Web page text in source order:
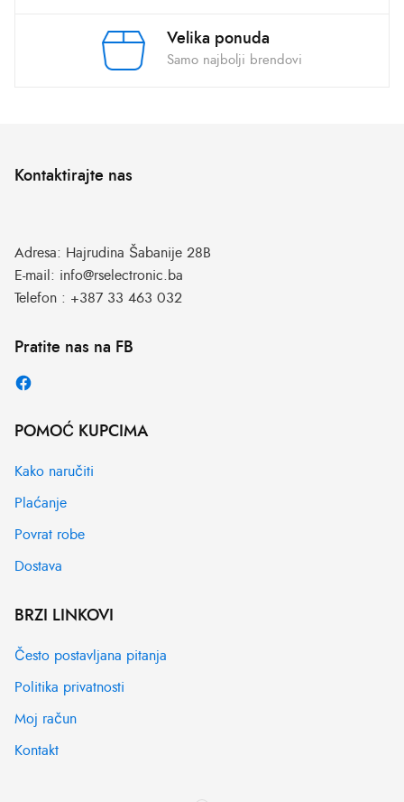
Velika ponuda
Samo najbolji brendovi
Kontaktirajte nas
Adresa: Hajrudina Šabanije 28B
E-mail: info@rselectronic.ba
Telefon : +387 33 463 032
Pratite nas na FB
POMOĆ KUPCIMA
Kako naručiti
Plaćanje
Povrat robe
Dostava
BRZI LINKOVI
Često postavljana pitanja
Politika privatnosti
Moj račun
Kontakt